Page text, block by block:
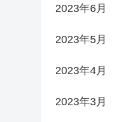
2023年6月
2023年5月
2023年4月
2023年3月